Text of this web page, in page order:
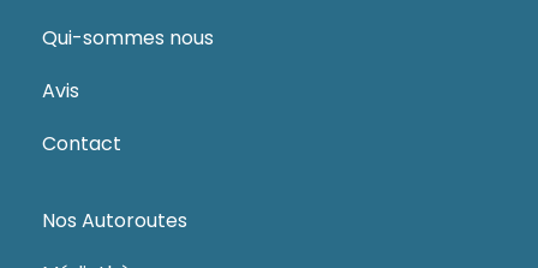
Qui-sommes nous
Avis
Contact
Nos Autoroutes